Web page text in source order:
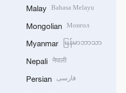
Malay Bahasa Melayu
Mongolian Монгол
Myanmar မြန်မာဘာသာ
Nepali नेपाली
Persian فارسی